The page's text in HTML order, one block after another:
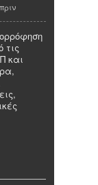
τις
και